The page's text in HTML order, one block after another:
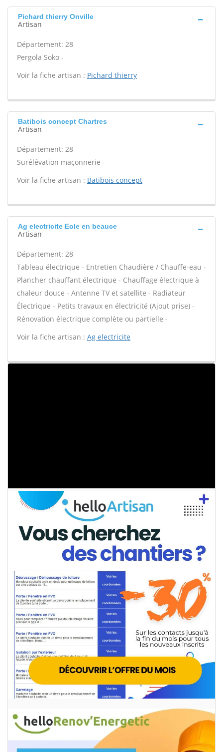
Pichard thierry Onville
Artisan
Département: 28
Pergola Soko -
Voir la fiche artisan : Pichard thierry
Batibois concept Chartres
Artisan
Département: 28
Surélévation maçonnerie -
Voir la fiche artisan : Batibois concept
Ag electricite Eole en beauce
Artisan
Département: 28
Tableau électrique - Entretien Chaudière / Chauffe-eau -
Plancher chauffant électrique - Chauffage électrique à
chaleur douce - Antenne TV et satellite - Radiateur
Électrique - Petits travaux en électricité (Ajout prise) -
Rénovation électrique complète ou partielle -
Voir la fiche artisan : Ag electricite